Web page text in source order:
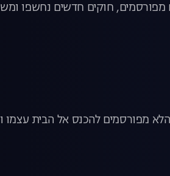
מפורסמים, חוקים חדשים נחשפו
מפורסמים להכנס אל הבית עצמו